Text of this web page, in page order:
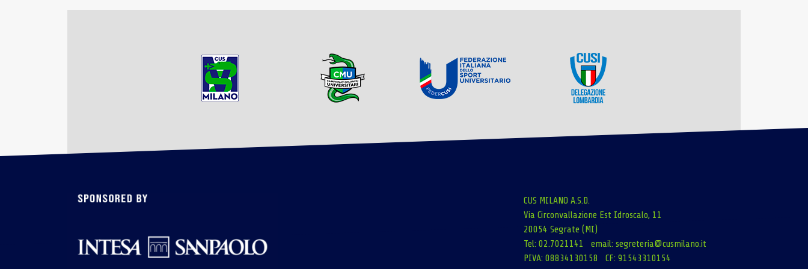
CUS MILANO A.S.D.
Via Circonvallazione Est Idroscalo, 11
20054 Segrate (MI)
Tel: 02.7021141 email: segreteria@cusmilano.it
PIVA: 08834130158 CF: 91543310154